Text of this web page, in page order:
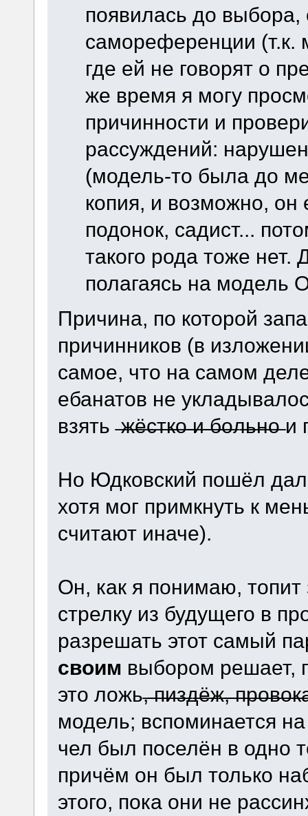
появилась до
самореференции (т.к.
где ей не говорят о
же время я могу
причинности и
рассуждений:
(модель-то была до
копия, и возможно,
подонок, садист...
такого рода тоже нет.
полагаясь на модель
Причина, по которой
причинников (в
самое, что на самом
ебанатов не
взять ̶ж̶ё̶с̶т̶к̶о̶ ̶и̶ ̶б̶о̶л̶ь̶н̶о̶ и
Но Юдковский пошёл
хотя мог примкнуть к
считают иначе).
Он, как я понимаю, топит
стрелку из будущего в
разрешать этот самый
своим выбором решает,
это ложь,̶ ̶п̶и̶з̶д̶ё̶ж̶,̶
модель; вспоминается
чел был поселён в одно
причём он был только
этого, пока они не